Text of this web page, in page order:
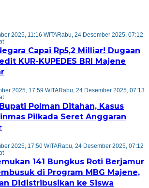
2025, 11:16 WITARabu, 24 Desember 2025, 07:12
Capai Rp5,2 Milliar! Dugaan
KUR-KUPEDES BRI Majene
2025, 17:59 WITARabu, 24 Desember 2025, 07:13
Polman Ditahan, Kasus
Pilkada Seret Anggaran
2025, 17:50 WITARabu, 24 Desember 2025, 07:12
141 Bungkus Roti Berjamur
di Program MBG Majene,
Didistribusikan ke Siswa